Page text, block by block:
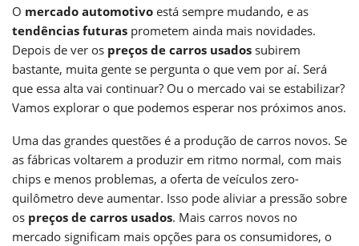
O mercado automotivo está sempre mudando, e as
tendências futuras prometem ainda mais novidades.
Depois de ver os preços de carros usados subirem
bastante, muita gente se pergunta o que vem por aí. Será
que essa alta vai continuar? Ou o mercado vai se estabilizar?
Vamos explorar o que podemos esperar nos próximos anos.
Uma das grandes questões é a produção de carros novos. Se
as fábricas voltarem a produzir em ritmo normal, com mais
chips e menos problemas, a oferta de veículos zero-
quilômetro deve aumentar. Isso pode aliviar a pressão sobre
os preços de carros usados. Mais carros novos no
mercado significam mais opções para os consumidores, o